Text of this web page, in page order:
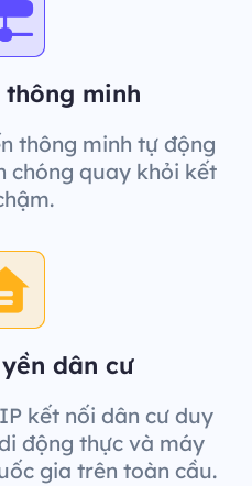
minh
thông minh tự động
chóng quay khỏi kết
dân cư
kết nối dân cư duy
động thực và máy
gia trên toàn cầu.